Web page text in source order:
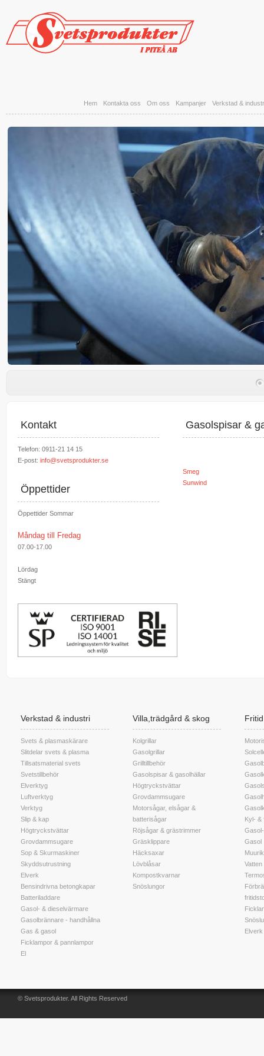
Hem Kontakta oss Om oss Kampanjer Verkstad &
Kontakt
Telefon: 0911-21 14 15
E-post: info@svetsprodukter.se
Öppettider
Öppettider Sommar
Måndag till Fredag
07.00-17.00
Lördag
Stängt
Gasolspisar &
Smeg
Sunwind
Verkstad & industri
Svets & plasmaskärare
Slitdelar svets & plasma
Tillsatsmaterial svets
Svetstillbehör
Elverktyg
Luftverktyg
Verktyg
Slip & kap
Högtryckstvättar
Grovdammsugare
Sop & Skurmaskiner
Skyddsutrustning
Elverk
Bensindrivna betongkapar
Batteriladdare
Gasol- & dieselvärmare
Gasolbrännare - handhållna
Gas & gasol
Ficklampor & pannlampor
El
Villa,trädgård & skog
Kolgrillar
Gasolgrillar
Grilltillbehör
Gasolspisar & gasolhällar
Högtryckstvättar
Grovdammsugare
Motorsågar, elsågar &
batterisågar
Röjsågar & grästrimmer
Gräsklippare
Häcksaxar
Lövblåsar
Kompostkvarnar
Snöslungor
Kyl- &
Gasol
Vatten
Elverk
© Svetsprodukter. All Rights Reserved